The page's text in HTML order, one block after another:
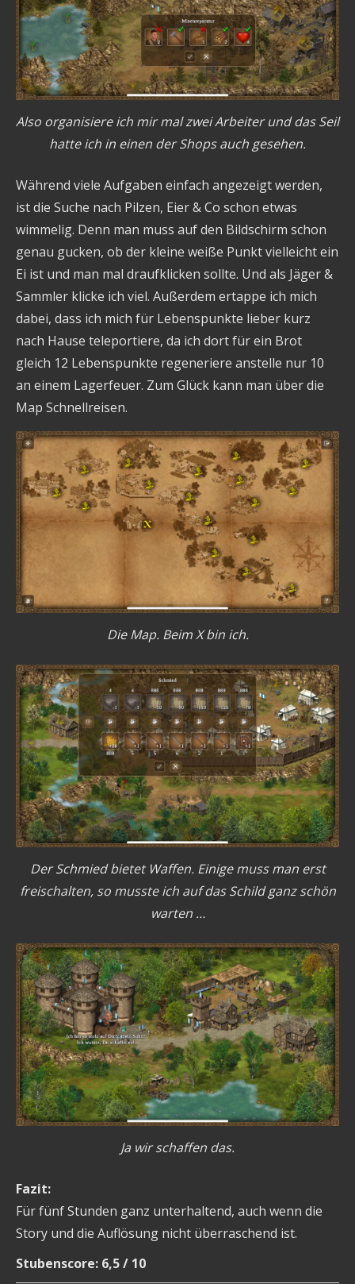
Also organisiere ich mir mal zwei Arbeiter und das Seil
hatte ich in einen der Shops auch gesehen.
Während viele Aufgaben einfach angezeigt werden,
ist die Suche nach Pilzen, Eier & Co schon etwas
wimmelig. Denn man muss auf den Bildschirm schon
genau gucken, ob der kleine weiße Punkt vielleicht ein
Ei ist und man mal draufklicken sollte. Und als Jäger &
Sammler klicke ich viel. Außerdem ertappe ich mich
dabei, dass ich mich für Lebenspunkte lieber kurz
nach Hause teleportiere, da ich dort für ein Brot
gleich 12 Lebenspunkte regeneriere anstelle nur 10
an einem Lagerfeuer. Zum Glück kann man über die
Map Schnellreisen.
Die Map. Beim X bin ich.
Der Schmied bietet Waffen. Einige muss man erst
freischalten, so musste ich auf das Schild ganz schön
warten …
Ja wir schaffen das.
Fazit:
Für fünf Stunden ganz unterhaltend, auch wenn die
Story und die Auflösung nicht überraschend ist.
Stubenscore: 6,5 / 10